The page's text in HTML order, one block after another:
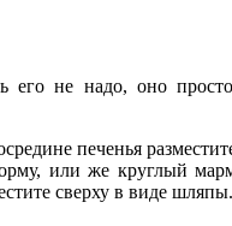
его не надо, оно
печенья
или же круглый
сверху в виде